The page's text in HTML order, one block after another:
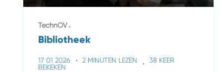
TechnOV
Bibliotheek
17 01 2026 2 MINUTEN LEZEN
38 KEER
BEKEKEN